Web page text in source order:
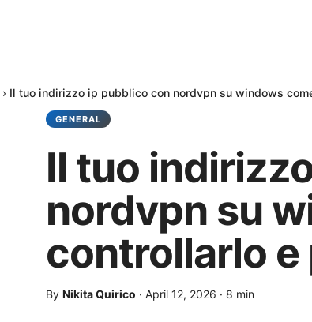
› Il tuo indirizzo ip pubblico con nordvpn su windows
GENERAL
Il tuo
nordvpn su
controllarlo
By Nikita Quirico · April 12, 2026 · 8 min